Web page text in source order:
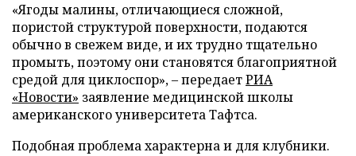
«Ягоды малины, отличающиеся сложной,
пористой структурой поверхности, подаются
обычно в свежем виде, и их трудно тщательно
промыть, поэтому они становятся благоприятной
средой для циклоспор», – передаетРИА
«Новости» заявление медицинской школы
американского университета Тафтса.
Подобная проблема характерна и для клубники.